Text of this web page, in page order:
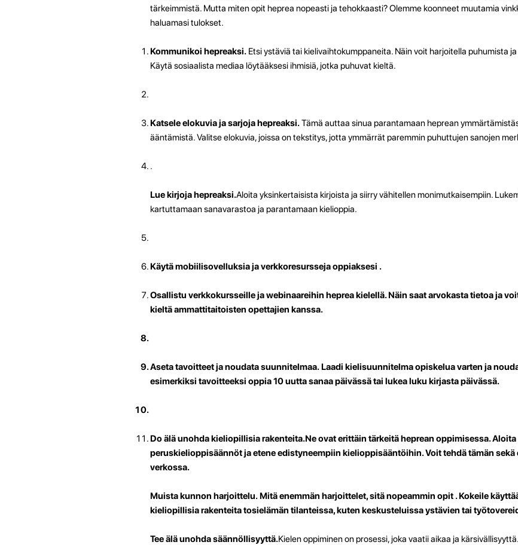
tärkeimmistä. Mutta miten opit heprea nopeasti ja tehokkaasti? Olemme koonneet muutamia
haluamasi tulokset.
Kommunikoi hepreaksi.Etsi ystäviä tai kielivaihtokumppaneita. Näin voit harjoitella puhumista
Käytä sosiaalista mediaa löytääksesi ihmisiä, jotka puhuvat kieltä.
Katsele elokuvia ja sarjoja hepreaksi.Tämä auttaa sinua parantamaan heprean
ääntämistä. Valitse elokuvia, joissa on tekstitys, jotta ymmärrät paremmin puhuttujen sanojen
.
Lue kirjoja hepreaksi.Aloita yksinkertaisista kirjoista ja siirry vähitellen monimutkaisempiin.
kartuttamaan sanavarastoa ja parantamaan kielioppia.
Käytä mobiilisovelluksia ja verkkoresursseja oppiaksesi .
Osallistu verkkokursseille ja webinaareihin heprea kielellä. Näin saat arvokasta tietoa ja
kieltä ammattitaitoisten opettajien kanssa.
Aseta tavoitteet ja noudata suunnitelmaa.Laadi kielisuunnitelma opiskelua varten ja
esimerkiksi tavoitteeksi oppia 10 uutta sanaa päivässä tai lukea luku kirjasta päivässä.
Do älä unohda kieliopillisia rakenteita.Ne ovat erittäin tärkeitä heprean oppimisessa.
peruskielioppisäännöt ja etene edistyneempiin kielioppisääntöihin. Voit tehdä tämän
verkossa.
Muista kunnon harjoittelu.Mitä enemmän harjoittelet, sitä nopeammin opit . Kokeile
kieliopillisia rakenteita tosielämän tilanteissa, kuten keskusteluissa ystävien tai
Teeälä unohda säännöllisyyttä.Kielen oppiminen on prosessi, joka vaatii aikaa ja